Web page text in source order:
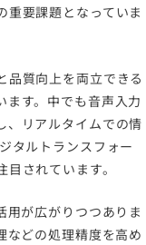
重要課題となっていま
質向上を両立できる
ます。中でも音声入力
、リアルタイムでの情
タルトランスフォー
されています。
が広がりつつありま
などの処理精度を高め